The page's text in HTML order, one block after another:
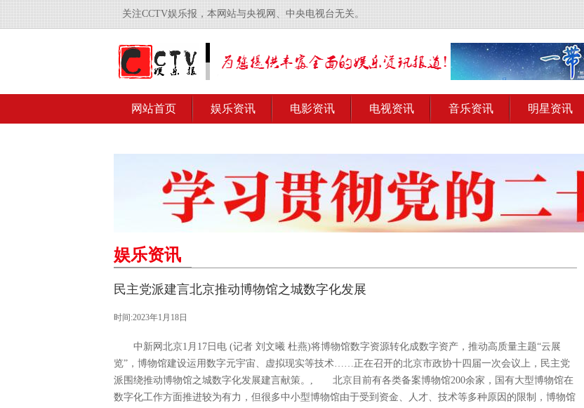
关注CCTV娱乐报，本网站与央视网、中央电视台无关。
网站首页 娱乐资讯 电影资讯 电视资讯 音乐资讯 明星资讯
娱乐资讯
民主党派建言北京推动博物馆之城数字化发展
时间:2023年1月18日
中新网北京1月17日电 (记者 刘文曦 杜燕)将博物馆数字资源转化成数字资产，推动高质量主题“云展
览”，博物馆建设运用数字元宇宙、虚拟现实等技术……正在召开的北京市政协十四届一次会议上，民主党
派围绕推动博物馆之城数字化发展建言献策。, 北京目前有各类备案博物馆200余家，国有大型博物馆在
数字化工作方面推进较为有力，但很多中小型博物馆由于受到资金、人才、技术等多种原因的限制，博物馆